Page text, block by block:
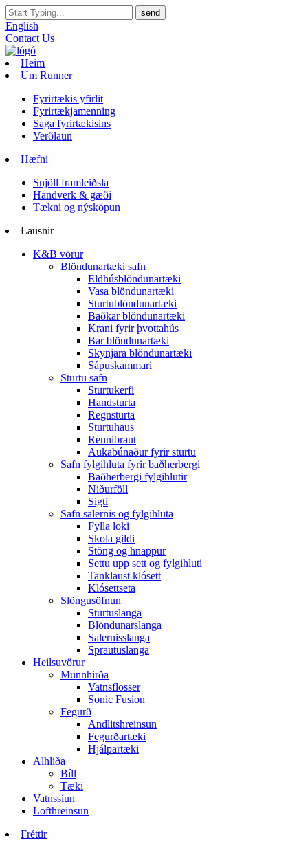
English
Contact Us
Heim
Um Runner
Fyrirtækis yfirlit
Fyrirtækjamenning
Saga fyrirtækisins
Verðlaun
Hæfni
Snjöll framleiðsla
Handverk & gæði
Tækni og nýsköpun
Lausnir
K&B vörur
Blöndunartæki safn
Eldhúsblöndunartæki
Vasa blöndunartæki
Sturtublöndunartæki
Baðkar blöndunartæki
Krani fyrir þvottahús
Bar blöndunartæki
Skynjara blöndunartæki
Sápuskammari
Sturtu safn
Sturtukerfi
Handsturta
Regnsturta
Sturtuhaus
Rennibraut
Aukabúnaður fyrir sturtu
Safn fylgihluta fyrir baðherbergi
Baðherbergi fylgihlutir
Niðurföll
Sigti
Safn salernis og fylgihluta
Fylla loki
Skola gildi
Stöng og hnappur
Settu upp sett og fylgihluti
Tanklaust klósett
Klósettseta
Slöngusöfnun
Sturtuslanga
Blöndunarslanga
Salernisslanga
Sprautuslanga
Heilsuvörur
Munnhirða
Vatnsflosser
Sonic Fusion
Fegurð
Andlitshreinsun
Fegurðartæki
Hjálpartæki
Alhliða
Bíll
Tæki
Vatnssíun
Lofthreinsun
Fréttir